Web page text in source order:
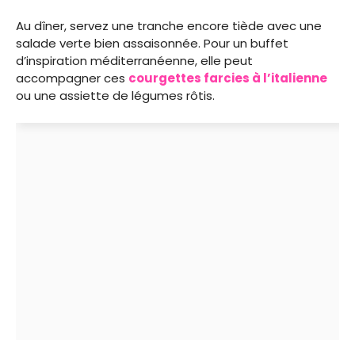
Au dîner, servez une tranche encore tiède avec une
salade verte bien assaisonnée. Pour un buffet
d’inspiration méditerranéenne, elle peut
accompagner ces courgettes farcies à l’italienne
ou une assiette de légumes rôtis.